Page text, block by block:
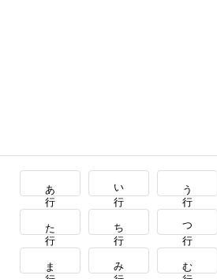
あ行 い行 う行
た行 ち行 つ行
ま行 み行 む行